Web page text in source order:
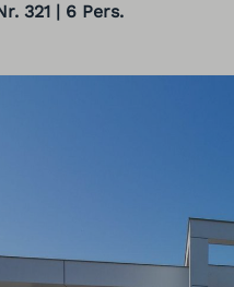
321 | 6 Pers.